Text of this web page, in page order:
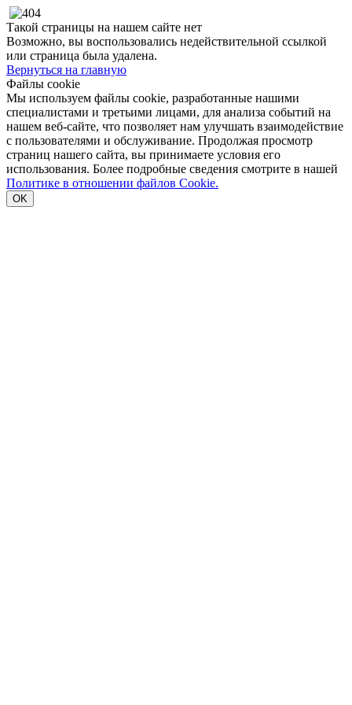
Такой страницы на нашем сайте нет
Возможно, вы воспользовались недействительной ссылкой
или страница была удалена.
Вернуться на главную
Файлы cookie
Мы используем файлы cookie, разработанные нашими
специалистами и третьими лицами, для анализа событий на
нашем веб-сайте, что позволяет нам улучшать взаимодействие
с пользователями и обслуживание. Продолжая просмотр
страниц нашего сайта, вы принимаете условия его
использования. Более подробные сведения смотрите в нашей
Политике в отношении файлов Cookie.
OK